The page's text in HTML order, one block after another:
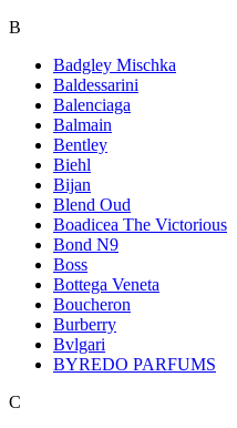
B
Badgley Mischka
Baldessarini
Balenciaga
Balmain
Bentley
Biehl
Bijan
Blend Oud
Boadicea The Victorious
Bond N9
Boss
Bottega Veneta
Boucheron
Burberry
Bvlgari
BYREDO PARFUMS
C